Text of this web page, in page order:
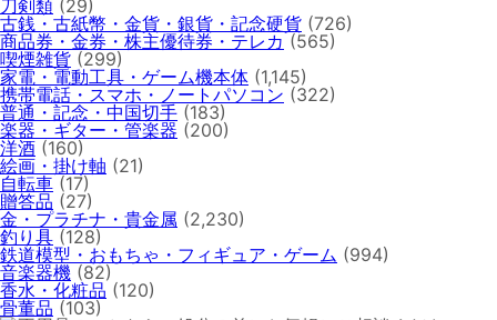
刀剣類 (29)
古銭・古紙幣・金貨・銀貨・記念硬貨 (726)
商品券・金券・株主優待券・テレカ (565)
喫煙雑貨 (299)
家電・電動工具・ゲーム機本体 (1,145)
携帯電話・スマホ・ノートパソコン (322)
普通・記念・中国切手 (183)
楽器・ギター・管楽器 (200)
洋酒 (160)
絵画・掛け軸 (21)
自転車 (17)
贈答品 (27)
金・プラチナ・貴金属 (2,230)
釣り具 (128)
鉄道模型・おもちゃ・フィギュア・ゲーム (994)
音楽器機 (82)
香水・化粧品 (120)
骨董品 (103)